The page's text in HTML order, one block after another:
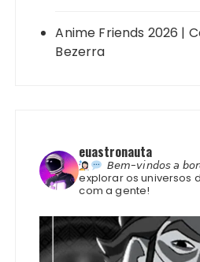
Anime Friends 2026 |
Bezerra
euastronauta
𝘉𝘦𝘮-𝘷𝘪𝘯𝘥𝘰𝘴 𝘢
explorar os universos
com a gente!